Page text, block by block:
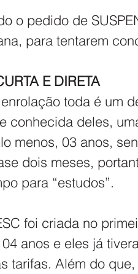
o pedido de
para tentarem
E DIRETA
toda é um
conhecida deles,
menos, 03 anos,
dois meses,
para “estudos”.
foi criada no
anos e eles já
tarifas. Além do